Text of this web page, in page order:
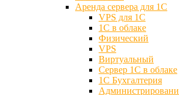
Аренда сервера для 1С
VPS для 1С
1С в облаке
Физический
VPS
Виртуальный
Сервер 1С в облаке
1С Бухгалтерия